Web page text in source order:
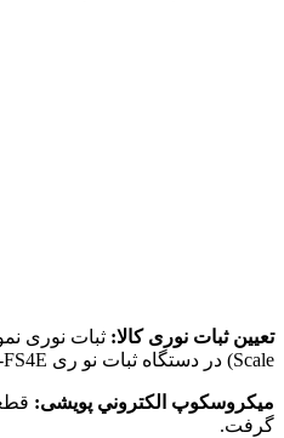
تعيين ثبات نوری كالا:
Scale) در دستگاه ثبات نو ری AUTONICS-FS4E با رطوبت 10-15% و دمای oC 25-20 قرار داده شدند.
ميكروسكوپ الكتروني پويشی:
گرفت.